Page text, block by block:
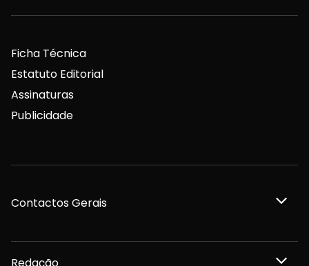
Ficha Técnica
Estatuto Editorial
Assinaturas
Publicidade
Contactos Gerais
Redação